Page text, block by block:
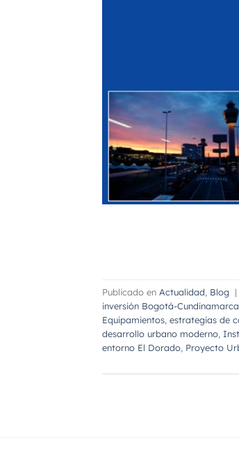
Publicado en Actualidad Blog |
inversión Bogotá-Cundinamarca
Equipamientos estrategias de
desarrollo urbano moderno
entorno El Dorado Proyecto